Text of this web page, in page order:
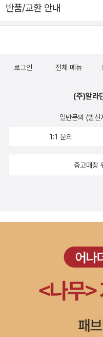
십자가를 지고 로마로 향하
어디로 가시나이까. 청빈
충분히 공감하며 읽었던
로 만들어진 작품입니다.
지 않았던 겁니다. 하지만
이었습니다. 얼핏보면 로드
문학으로 읽을 수도 있겠지
건 아니잖아요? 6. 아서 밀
속에서 독자가 스스로의 무
결국에 가서는 어쩔 수 없는
블라디미르 나보코프, <절
프 특유의 말장난과 인용,
역서에서는 제대로 그 맛을
스토옙스키. 특히 <죄와 벌
언을 하려니 끝도 없을 것
말이죠. 열세 권이 나오더
사이드 빼앗긴 자들 야쿠비
더돔(1~3) 야만인을 기다리
은 책들을 골라내는게 이번
무 많다. 전략을 세워야 한
들은 당분간 살아남으리라
했던 스니커즈 한 켤레와
카밀로 호세 셀라가 한 말
설이 아니다. 이것은 내 영
알 두아르테 일가>가 들어
동면에 들어가겠다. 1.<민음사 세
십세>로 유명한 작가. 그녀
이 작품은 어떨지. -아이리
는 것을 읽기는 하였으되 실
지하게 접근해볼 참이다. 훗
니와 작가의 의도가 무엇인
해보려 한다. -되블린의
반품/교환 안내
로그인 전체 메뉴
(주)알라
일반문의 (발신
1:1 문의
중고매장